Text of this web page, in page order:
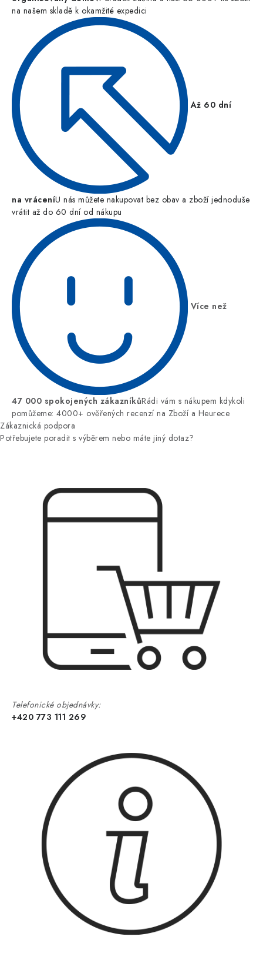
na našem skladě k okamžité expedici
Až 60 dní
na vráceníU nás můžete nakupovat bez obav a zboží jednoduše
vrátit až do 60 dní od nákupu
Více než
47 000 spokojených zákazníkůRádi vám s nákupem kdykoli
pomůžeme: 4000+ ověřených recenzí na Zboží a Heurece
Zákaznická podpora
Potřebujete poradit s výběrem nebo máte jiný dotaz?
Telefonické objednávky:
+420 773 111 269